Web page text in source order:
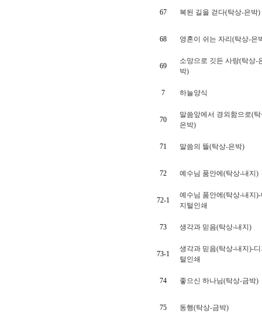
67 복된 길을 걷다(탁상-은박)
68 영혼이 쉬는 자리(탁상-은
69
소망으로 깃든 사랑(탁상-
박)
7 하늘양식
70
말씀앞에서 경외함으로(
은박)
71 말씀의 뜰(탁상-은박)
72 예수님 품안에(탁상-내지)
72-1
예수님 품안에(탁상-내지
지털인쇄
73 생각과 믿음(탁상-내지)
73-1
생각과 믿음(탁상-내지)-
털인쇄
74 좋으신 하나님(탁상-금박)
75 동행(탁상-금박)